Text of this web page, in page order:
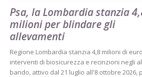
Psa, la Lombardia stanzia
milioni per blindare gli
allevamenti
Regione Lombardia stanzia 4,8 milioni di
interventi di biosicurezza e recinzioni negli
bando, attivo dal 21 luglio all'8 ottobre 2026,